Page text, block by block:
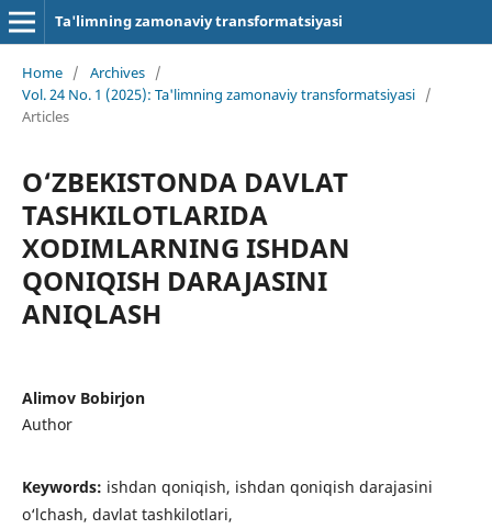
Ta'limning zamonaviy transformatsiyasi
Home / Archives /
Vol. 24 No. 1 (2025): Ta'limning zamonaviy transformatsiyasi /
Articles
O‘ZBEKISTONDA DAVLAT
TASHKILOTLARIDA
XODIMLARNING ISHDAN
QONIQISH DARAJASINI
ANIQLASH
Alimov Bobirjon
Author
Keywords: ishdan qoniqish, ishdan qoniqish darajasini
o‘lchash, davlat tashkilotlari,